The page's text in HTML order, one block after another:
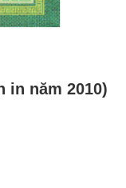
in năm 2010)